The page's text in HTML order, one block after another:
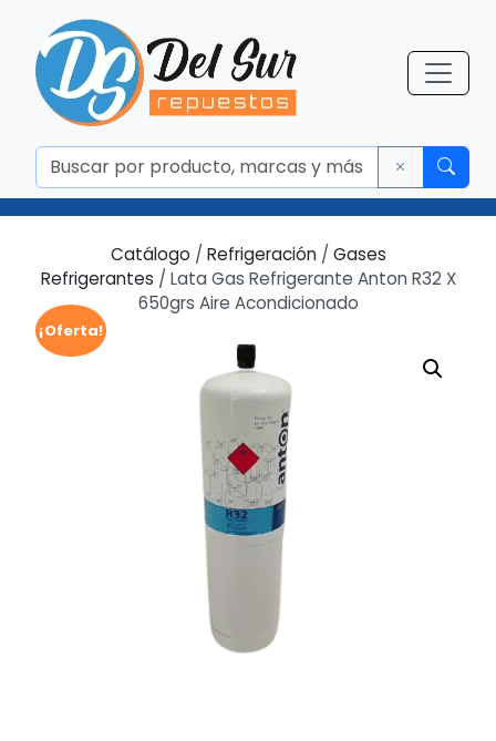
¡Oferta!
Catálogo / Refrigeración/ Gases
Refrigerantes / Lata Gas Refrigerante Anton R32 X
650grs Aire Acondicionado